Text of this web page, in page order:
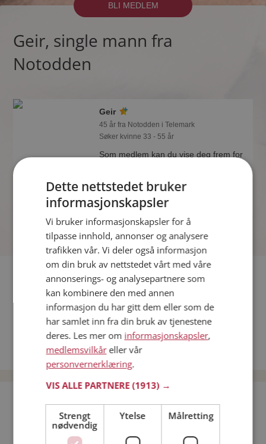
BLI MEDLEM
Geir, single mann fra
Notodden
Geir
45 år fra Notodden i Telemark
Søker kvinne 33 - 55 år
Som medlem kan du vise deg frem for
som synes du er interessant.
Fler single
Flere singlemenn fra Notodden: Petter ,Sam,Anders
Kvinner fra Notodden
Date kvinner i Norge
Date menn i Norge
Bli medlem gratis!
Jeg er en: Mann Kvinne
Dette nettstedet bruker
informasjonskapsler
Vi bruker informasjonskapsler for å
tilpasse innhold, annonser og analysere
trafikken vår. Vi deler også informasjon
om din bruk av nettstedet vårt med våre
annonserings- og analysepartnere som
kan kombinere den med annen
informasjon du har gitt dem eller som de
har samlet inn fra din bruk av tjenestene
deres. Les mer om informasjonskapsler,
medlemsvilkåreller vår
personvernerklæring.
VIS ALLE PARTNERE(1913) →
Strengt
nødvendig
Ytelse Målretting